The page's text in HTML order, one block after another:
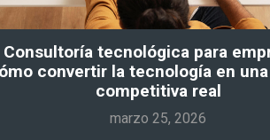
Consultoría tecnológica para
convertir la tecnología en
competitiva real
marzo 25, 2026